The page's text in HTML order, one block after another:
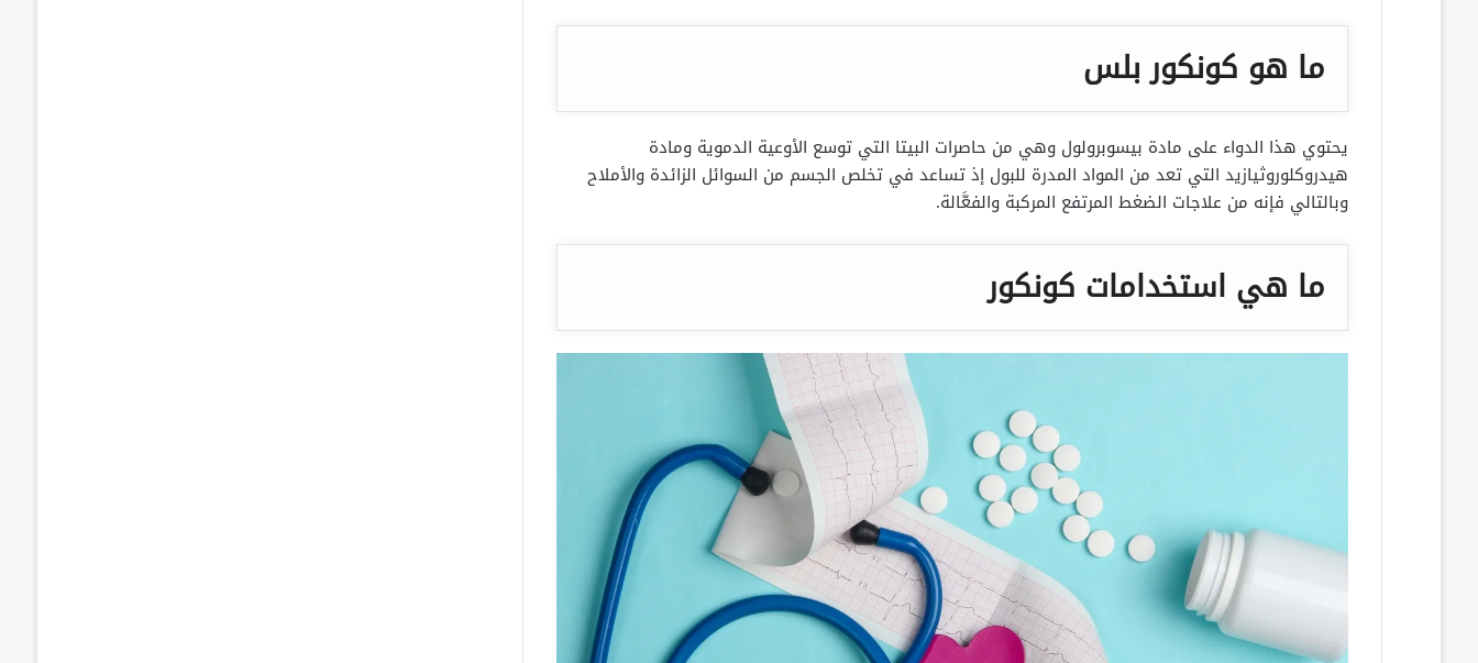
ما هو كونكور بلس
يحتوي هذا الدواء على مادة بيسوبرولول وهي من حاصرات البيتا التي توسع الأوعية الدموية ومادة
هيدروكلوروثيازيد التي تعد من المواد المدرة للبول إذ تساعد في تخلص الجسم من السوائل الزائدة والأملاح
وبالتالي فإنه من علاجات الضغط المرتفع المركبة والفعَّالة.
ما هي استخدامات كونكور